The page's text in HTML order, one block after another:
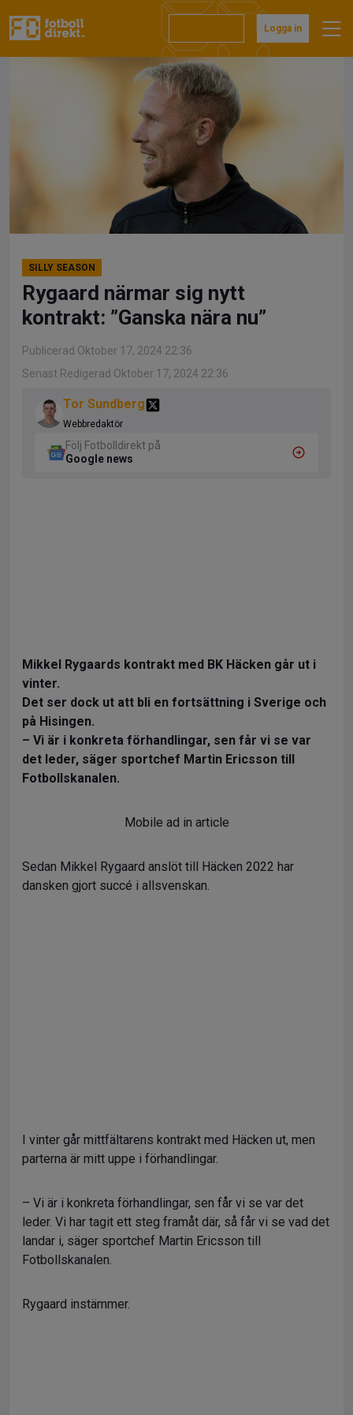
till
Logga in
SILLY SEASON
Rygaard närmar sig nytt
kontrakt: ”Ganska nära nu”
Publicerad Oktober 17, 2024 22:36
Senast Redigerad Oktober 17, 2024 22:36
Tor Sundberg
Webbredaktör
Följ Fotbolldirekt på
Google news
Mikkel Rygaards kontrakt med BK Häcken går ut i
vinter.
Det ser dock ut att bli en fortsättning i Sverige och
på Hisingen.
– Vi är i konkreta förhandlingar, sen får vi se var
det leder, säger sportchef Martin Ericsson till
Fotbollskanalen.
Mobile ad in article
Sedan Mikkel Rygaard anslöt till Häcken 2022 har
dansken gjort succé i allsvenskan.
I vinter går mittfältarens kontrakt med Häcken ut, men
parterna är mitt uppe i förhandlingar.
– Vi är i konkreta förhandlingar, sen får vi se var det
leder. Vi har tagit ett steg framåt där, så får vi se vad det
landar i, säger sportchef Martin Ericsson till
Fotbollskanalen.
Rygaard instämmer.